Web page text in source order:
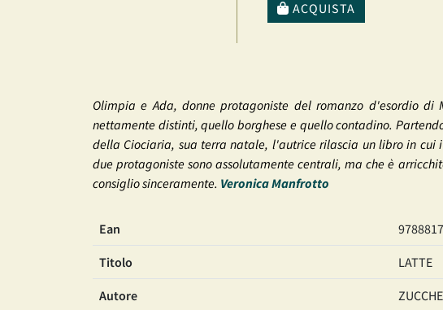
ACQUISTA
Olimpia e Ada, donne protagoniste del romanzo d'esordio di
nettamente distinti, quello borghese e quello contadino.
della Ciociaria, sua terra natale, l'autrice rilascia un libro in
due protagoniste sono assolutamente centrali, ma che è
consiglio sinceramente. Veronica Manfrotto
Ean
Titolo LATTE
Autore